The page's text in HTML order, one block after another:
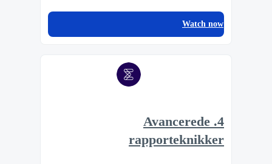
Watch now
4. Avancerede
rapporteknikker